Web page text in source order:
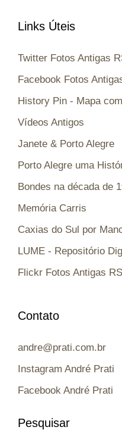
Links Úteis
Twitter Fotos Antigas
Facebook Fotos
History Pin - Mapa
Vídeos Antigos
Janete & Porto Alegre
Porto Alegre uma
Bondes na década de
Memória Carris
Caxias do Sul por
LUME - Repositório
Flickr Fotos Antigas RS
Contato
andre@prati.com.br
Instagram André Prati
Facebook André Prati
Pesquisar